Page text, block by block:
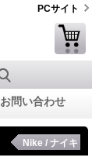
PCサイト
お問い合わせ
Nike / ナイキ